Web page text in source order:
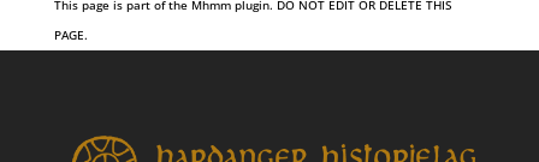
This page is part of the Mhmm plugin. DO NOT EDIT OR DELETE THIS
PAGE.